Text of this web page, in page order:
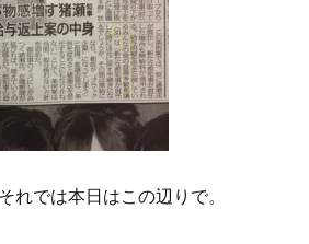
れでは本日はこの辺りで。